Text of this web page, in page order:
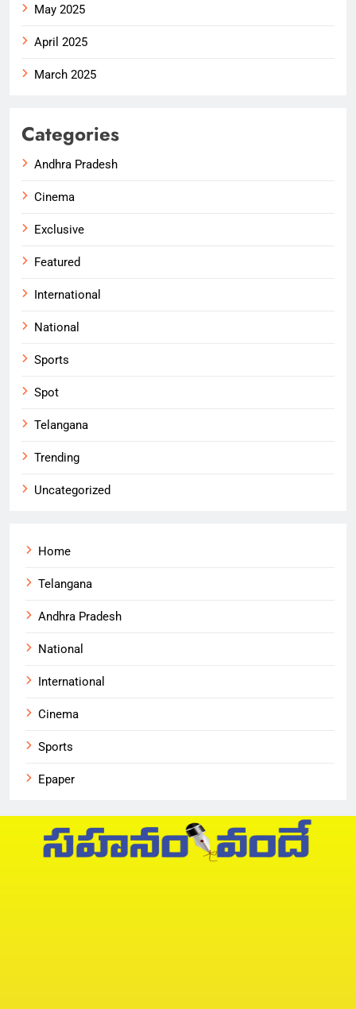
May 2025
April 2025
March 2025
Categories
Andhra Pradesh
Cinema
Exclusive
Featured
International
National
Sports
Spot
Telangana
Trending
Uncategorized
Home
Telangana
Andhra Pradesh
National
International
Cinema
Sports
Epaper